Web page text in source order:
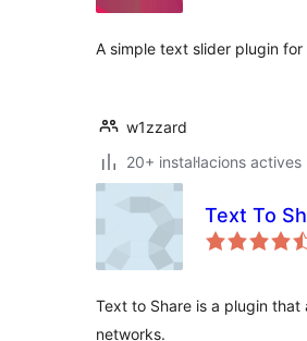
A simple text slider plugin
w1zzard
20+ instal·lacions actives
Text To
Text to Share is a plugin
networks.